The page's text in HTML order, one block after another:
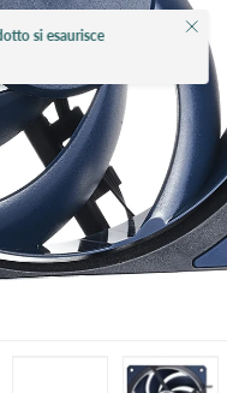
si esaurisce
Close